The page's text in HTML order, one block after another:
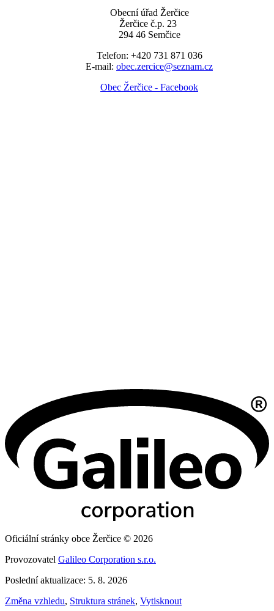
Obecní úřad Žerčice
Žerčice č.p. 23
294 46 Semčice
Telefon: +420 731 871 036
E-mail: obec.zercice@seznam.cz
Obec Žerčice - Facebook
Oficiální stránky obce Žerčice © 2026
Provozovatel Galileo Corporation s.r.o.
Poslední aktualizace: 5. 8. 2026
Změna vzhledu, Struktura stránek, Vytisknout